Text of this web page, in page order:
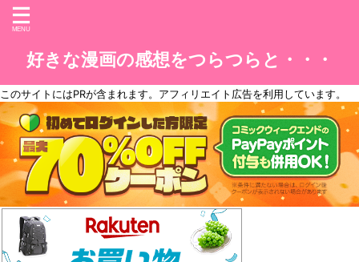
好きな漫画の感想をつらつらと・・・
このサイトにはPRが含まれます。アフィリエイト広告を利用しています。